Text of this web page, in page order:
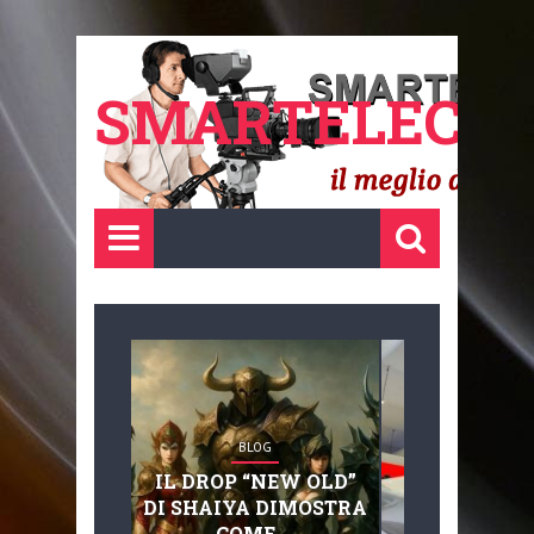
BLOG
IL DROP “NEW OLD”
DI SHAIYA DIMOSTRA